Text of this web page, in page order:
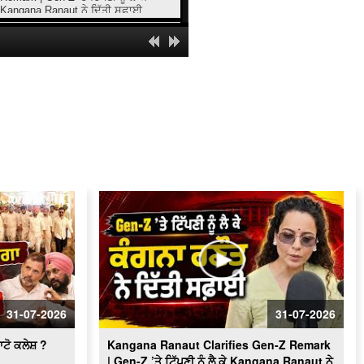
Kangana Ranaut ਨੇ ਦਿੱਤੀ ਸਫ਼ਾਈ
ਮਕਰ ਦੁਆਰ ਦੇ ਬਾਹਰ ਕੀਤੀ ਨਾਅਰੇਬਾਜ਼ੀ
LIVE
ਅਰਦਾਸ ਸਮਾਗਮ ਸੰਬੰਧੀ SGPC ਸਕੱਤਰ
ਬਲਵਿੰਦਰ ਸਿੰਘ ਕਾਹਲਵਾਂ ਵਲੋਂ ਜਾਣਕਾਰੀ
IMBA ਪ੍ਰੋਗਰਾਮ ਵਿਚ ਪਹੁੰਚਣ ਵਾਲੇ 80
ਵਿਦਿਆਰਥੀਆਂ ਚੋਂ ਇਕ ਹੈ ਗੁਰਦਾਸਪੁਰ ਦਾ
ਰਿਤਿਸ਼ ਮਹਾਜਨ
ਦਲ ਖ਼ਾਲਸਾ ਦੇ ਬਾਨੀ ਭਾਈ ਗਜਿੰਦਰ ਸਿੰਘ ਦੀ
ਦੂਜੀ ਬਰਸੀ ਮੌਕੇ ਪੰਥਕ ਸ਼ਰਧਾਂਜਲੀ ਸਮਾਗਮ
ਅੰਮ੍ਰਿਤਸਰ ਏਅਰਪੋਰਟ 'ਤੇ ਜੋੜ ਮੇਲੇ ਦੀਆਂ
31-07-2026
ਕਲੇਸ਼ ?
31-07-2026
Kangana Ranaut Clarifies Gen-Z Remark